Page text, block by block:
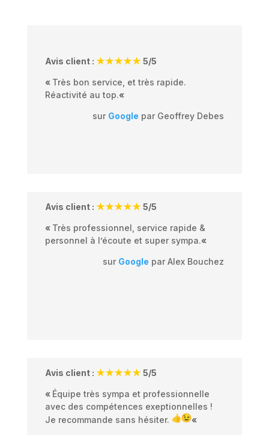
Avis client : ★★★★★ 5/5
« Très bon service, et très rapide.
Réactivité au top.«
sur Google par Geoffrey Debes
Avis client : ★★★★★ 5/5
« Très professionnel, service rapide &
personnel à l’écoute et super sympa.«
sur Google par Alex Bouchez
Avis client : ★★★★★ 5/5
« Équipe très sympa et professionnelle
avec des compétences exeptionnelles !
Je recommande sans hésiter.
«